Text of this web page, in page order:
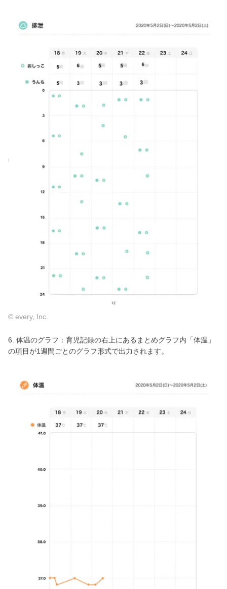
© every, Inc.
6. 体温のグラフ：育児記録の右上にあるまとめグラフ内「体温」
の項目が1週間ごとのグラフ形式で出力されます。